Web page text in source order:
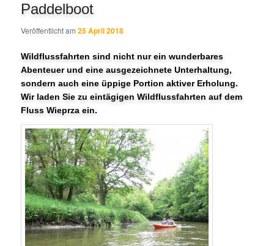
Paddelboot
Veröffentlicht am25 April 2018
Wildflussfahrten sind nicht nur ein wunderbares
Abenteuer und eine ausgezeichnete Unterhaltung,
sondern auch eine üppige Portion aktiver Erholung.
Wir laden Sie zu eintägigen Wildflussfahrten auf dem
Fluss Wieprza ein.